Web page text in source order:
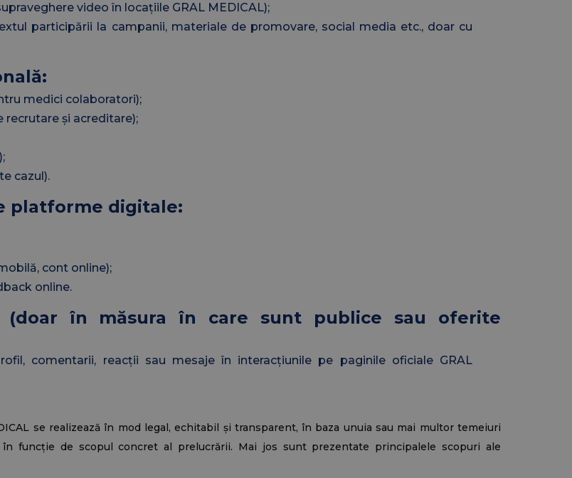
video în locațiile GRAL MEDICAL);
participării la campanii, materiale de promovare, social media etc., doar cu
medici colaboratori);
și acreditare);
cazul).
platforme digitale:
cont online);
online.
în măsura în care sunt publice sau oferite
comentarii, reacții sau mesaje în interacțiunile pe paginile oficiale GRAL
se realizează în mod legal, echitabil și transparent, în baza unuia sau mai multor temeiuri
în funcție de scopul concret al prelucrării. Mai jos sunt prezentate principalele scopuri ale